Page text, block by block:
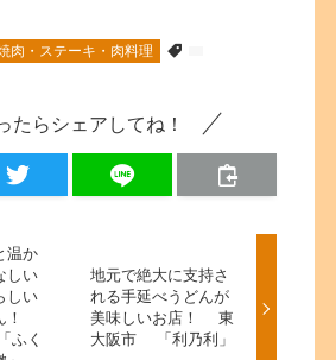
肉・ステーキ・肉料理
たらシェアしてね！
温か
しい
しい
！
ふく
地元で絶大に支持さ
れる手延べうどんが
美味しいお店！ 東
大阪市 「利乃利」